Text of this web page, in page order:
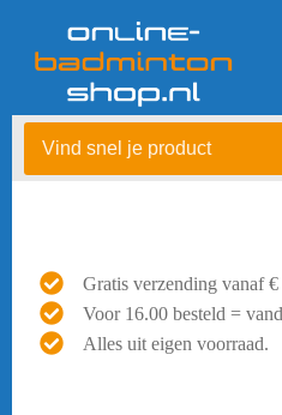
Gratis verzending vanaf €
Voor 16.00 besteld =
Alles uit eigen voorraad.